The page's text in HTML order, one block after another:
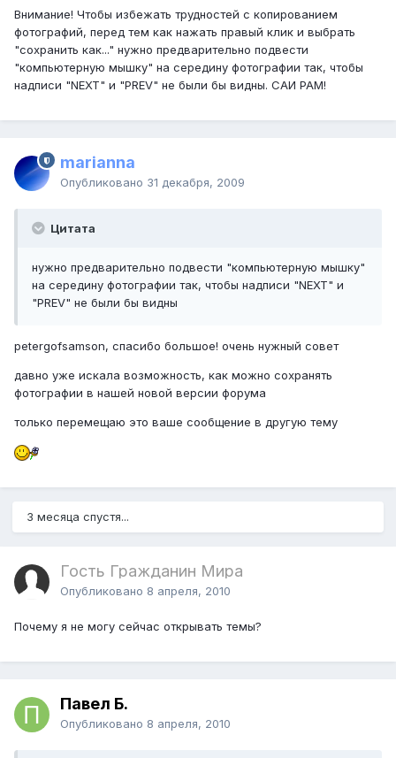
Внимание! Чтобы избежать трудностей с копированием
фотографий, перед тем как нажать правый клик и выбрать
"сохранить как..." нужно предварительно подвести
"компьютерную мышку" на середину фотографии так, чтобы
надписи "NEXT" и "PREV" не были бы видны. САИ РАМ!
marianna
Опубликовано 31 декабря, 2009
Цитата
нужно предварительно подвести "компьютерную мышку"
на середину фотографии так, чтобы надписи "NEXT" и
"PREV" не были бы видны
petergofsamson, спасибо большое! очень нужный совет
давно уже искала возможность, как можно сохранять
фотографии в нашей новой версии форума
только перемещаю это ваше сообщение в другую тему
3 месяца спустя...
Гость Гражданин Мира
Опубликовано 8 апреля, 2010
Почему я не могу сейчас открывать темы?
Павел Б.
Опубликовано 8 апреля, 2010